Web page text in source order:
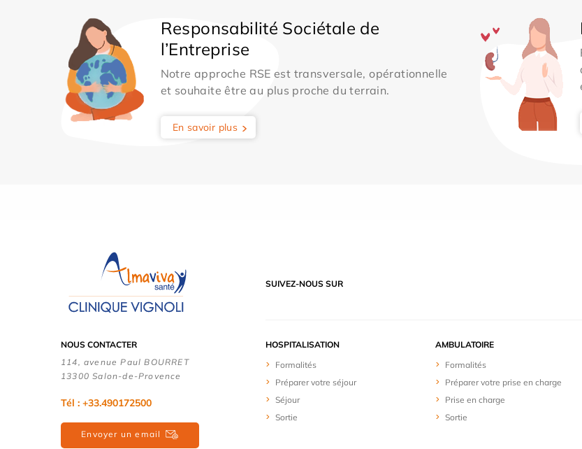
Responsabilité Sociétale de
l’Entreprise
Notre approche RSE est transversale, opérationnelle
et souhaite être au plus proche du terrain.
En savoir plus
SUIVEZ-NOUS SUR
NOUS CONTACTER
114, avenue Paul BOURRET
13300 Salon-de-Provence
Tél : +33.490172500
Envoyer un email
HOSPITALISATION
Formalités
Préparer votre séjour
Séjour
Sortie
AMBULATOIRE
Formalités
Préparer votre prise en charge
Prise en charge
Sortie